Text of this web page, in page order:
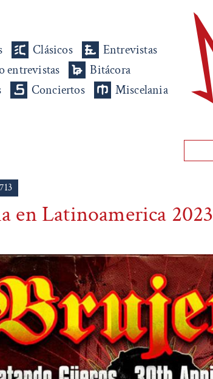
Clásicos
Entrevistas
entrevistas
Bitácora
Conciertos
Miscelania
en Latinoamerica 2023